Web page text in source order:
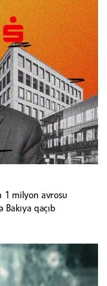
1 milyon avrosu
qaçıb